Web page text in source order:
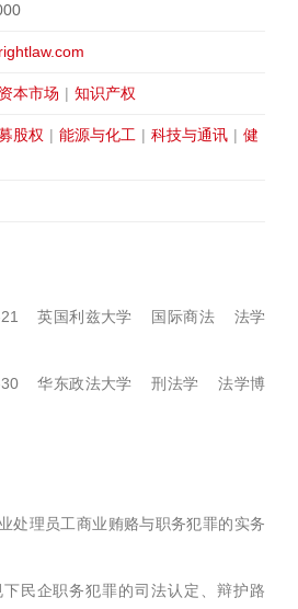
本市场 | 知识产权
股权 | 能源与化工 | 科技与通讯 | 健
21 英国利兹大学 国际商法 法学
30 华东政法大学 刑法学 法学博
处理员工商业贿赂与职务犯罪的实务
民企职务犯罪的司法认定、辩护路